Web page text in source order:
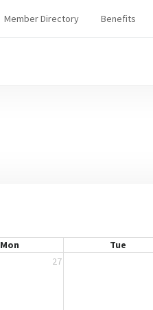
Member Directory Benefits
Mon Tue
27